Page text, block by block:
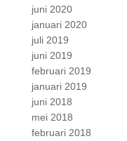
juni 2020
januari 2020
juli 2019
juni 2019
februari 2019
januari 2019
juni 2018
mei 2018
februari 2018